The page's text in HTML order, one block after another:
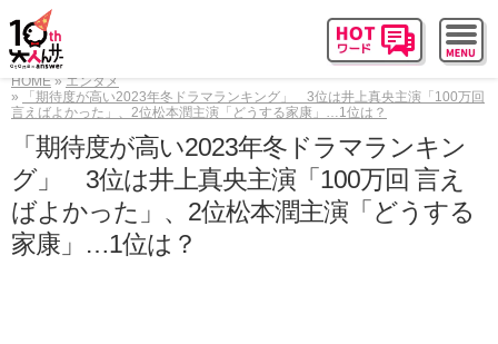
HOME
エンタメ
「期待度が高い2023年冬ドラマランキング」 3位は井上真央主演「100万回
言えばよかった」、2位松本潤主演「どうする家康」…1位は？
「期待度が高い2023年冬ドラマランキン
グ」 3位は井上真央主演「100万回 言え
ばよかった」、2位松本潤主演「どうする
家康」…1位は？